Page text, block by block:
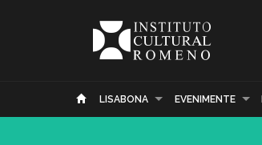
LISABONA EVENIMENTE